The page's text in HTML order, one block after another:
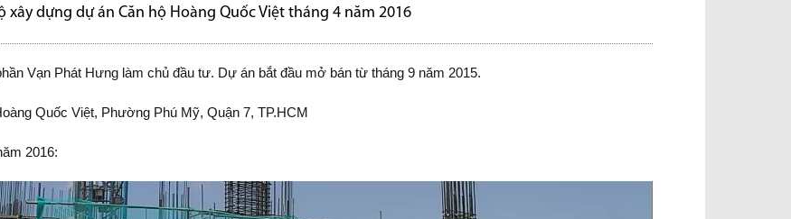
xây dựng dự án Căn hộ Hoàng Quốc Việt tháng 4 năm 2016
Vạn Phát Hưng làm chủ đầu tư. Dự án bắt đầu mở bán từ tháng 9 năm 2015.
Quốc Việt, Phường Phú Mỹ, Quận 7, TP.HCM
2016: